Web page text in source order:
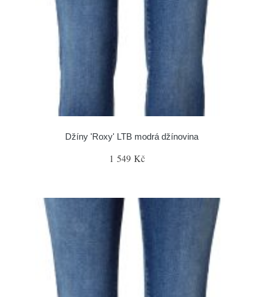
Džíny 'Roxy' LTB modrá džínovina
1 549 Kč